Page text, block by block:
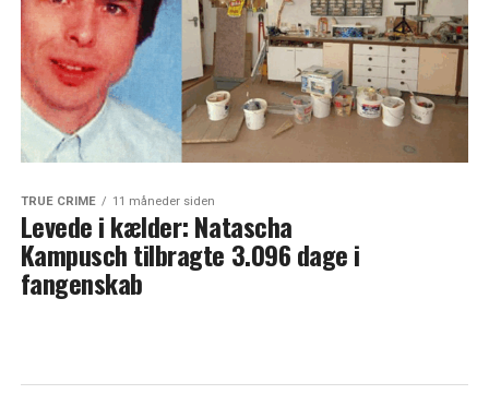
TRUE CRIME 11 måneder siden
Levede i kælder: Natascha
Kampusch tilbragte 3.096 dage i
fangenskab